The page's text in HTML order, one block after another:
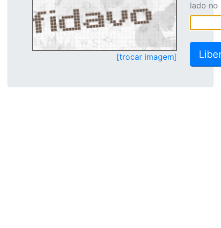
[trocar imagem]
lado no